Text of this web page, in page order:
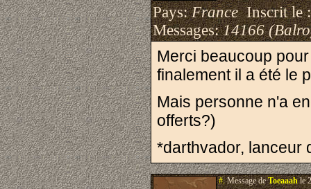
Pays:FranceInscrit le
Messages:14166
Merci beaucoup
finalement il a été le
Mais personne n'a
offerts?)
*darthvador, lanceur
#.Message deToeaaahle